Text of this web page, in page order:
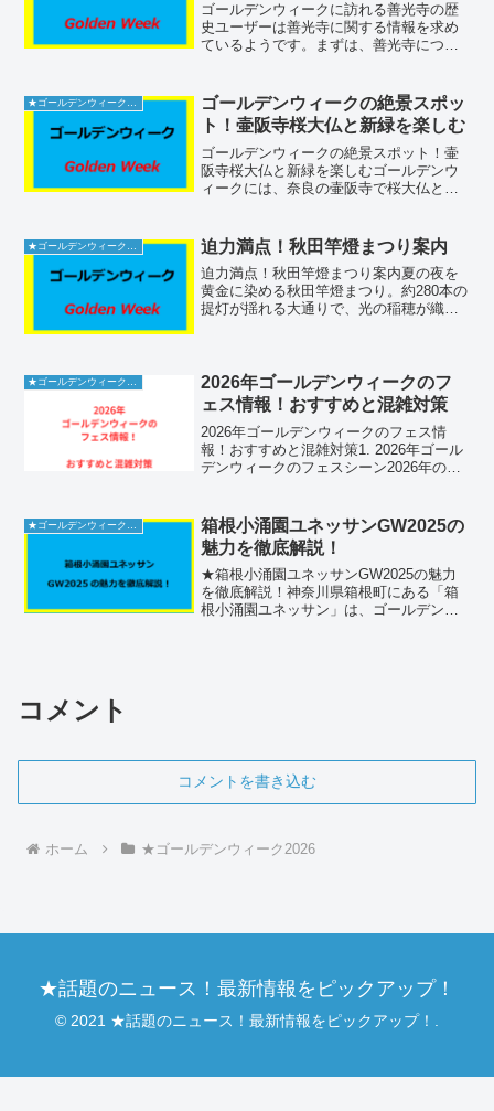
ゴールデンウィークに訪れる善光寺の歴
史ユーザーは善光寺に関する情報を求め
ているようです。まずは、善光寺につい
長野県に位置しています。観光名所とし
ても知られており、多くの...
★ゴールデンウィーク2026
ゴールデンウィークの絶景スポッ
ト！壷阪寺桜大仏と新緑を楽しむ
ゴールデンウィークの絶景スポット！壷
阪寺桜大仏と新緑を楽しむゴールデンウ
ィークには、奈良の壷阪寺で桜大仏と新
避けるためのアドバイス、さらにトイレ
やグルメ情報など、訪れる...
迫力満点！秋田竿燈まつり案内
迫力満点！秋田竿燈まつり案内夏の夜を
黄金に染める秋田竿燈まつり。約280本の
提灯が揺れる大通りで、光の稲穂が織り
竿燈まつりは、秋田...
★ゴールデンウィーク2026
2026年ゴールデンウィークのフ
ェス情報！おすすめと混雑対策
2026年ゴールデンウィークのフェス情
報！おすすめと混雑対策1. 2026年ゴール
デンウィークのフェスシーン2026年のゴ
開催される見込みです。特に大型連休と
なるこの期...
箱根小涌園ユネッサンGW2025の
魅力を徹底解説！
★箱根小涌園ユネッサンGW2025の魅力
を徹底解説！神奈川県箱根町にある「箱
根小涌園ユネッサン」は、ゴールデンウ
コメント
コメントを書き込む
ホーム ★ゴールデンウィーク2026
★話題のニュース！最新情報をピックアップ！
© 2021 ★話題のニュース！最新情報をピックアップ！.